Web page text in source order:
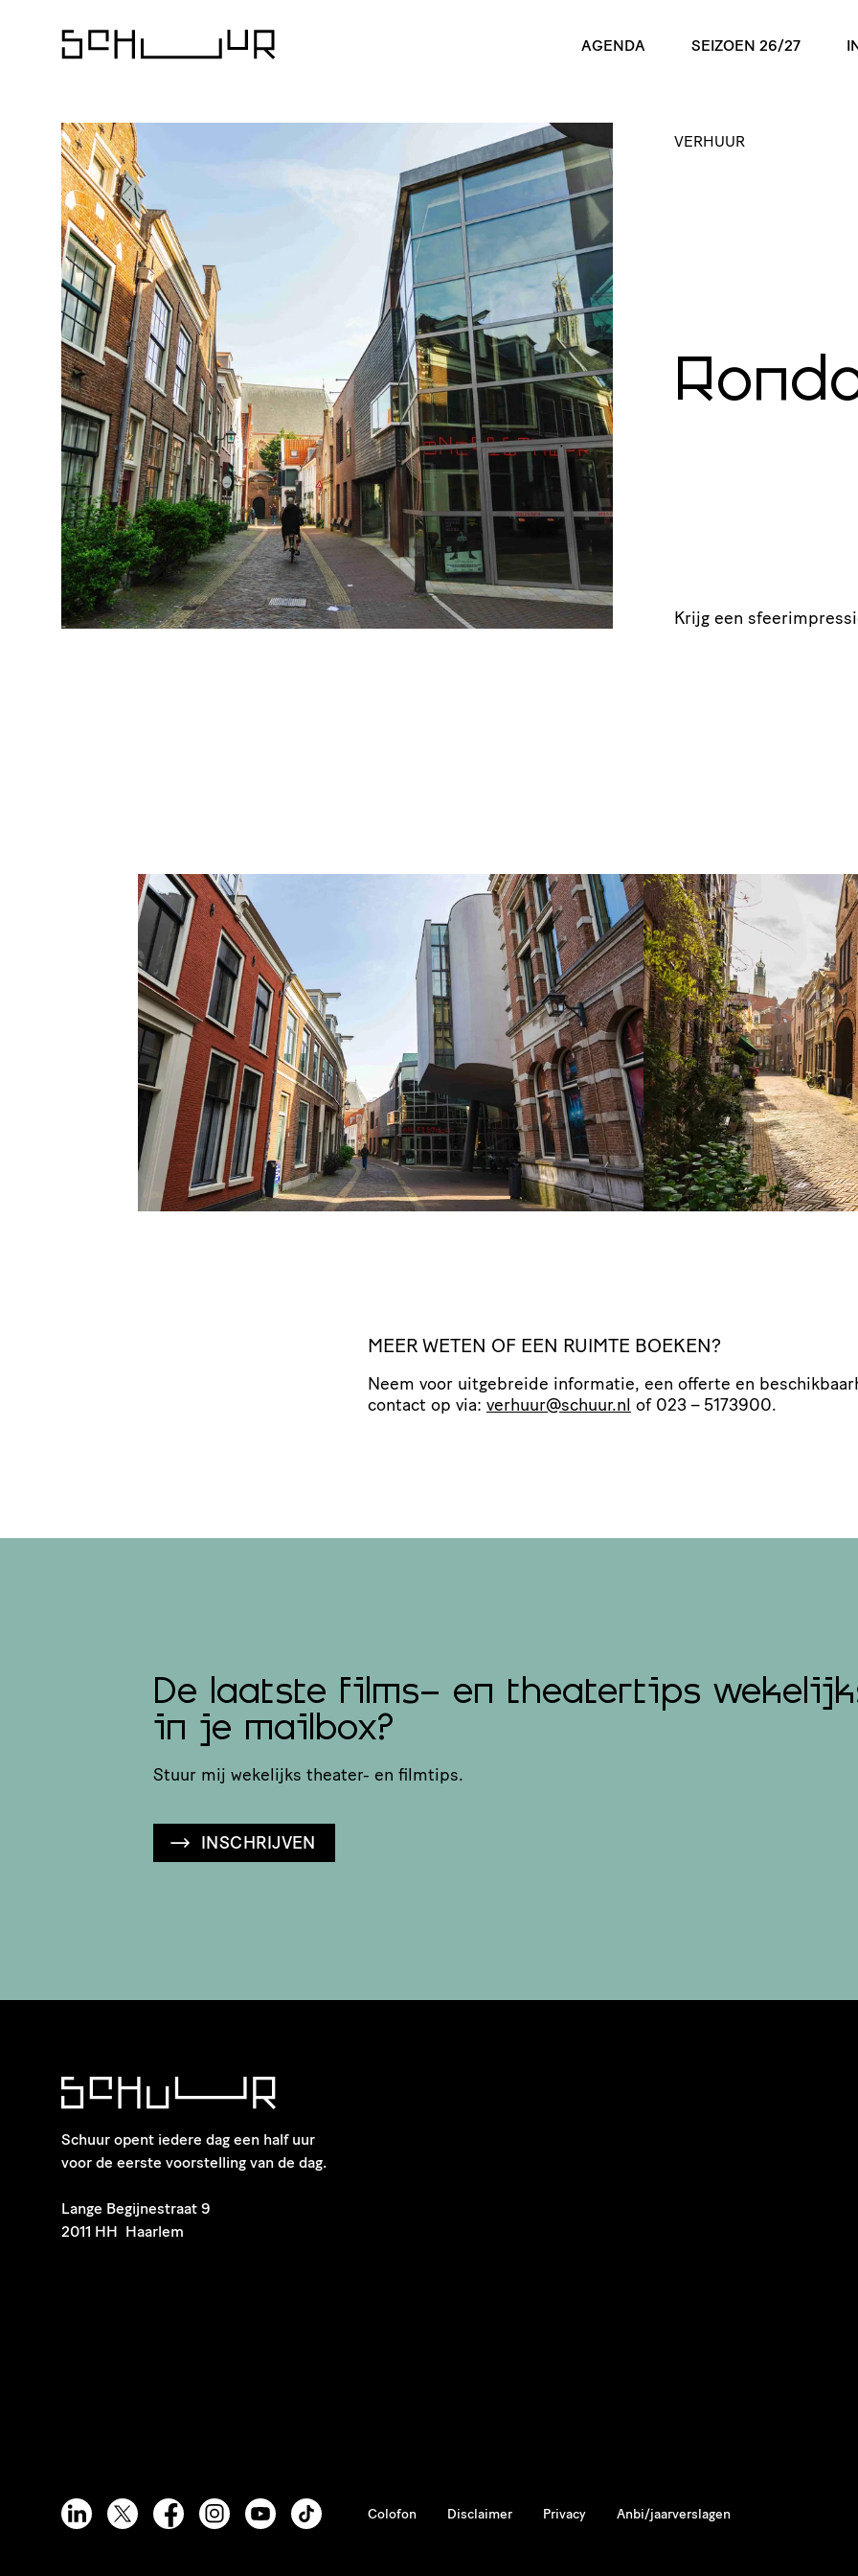
AGENDA SEIZOEN 26/27
VERHUUR
Krijg een
MEER WETEN OF EEN RUIMTE BOEKEN?
Neem voor uitgebreide informatie, een offerte en
contact op via: verhuur@​schuur.​nl of 023 – 5173900.
De laatste films- en theatertips
in je mailbox?
Stuur mij wekelijks theater- en filmtips.
INSCHRIJVEN
Schuur opent iedere dag een half uur
voor de eerste voorstelling van de dag.
​Lange Begijnestraat 9
2011 HH Haarlem
Colofon Disclaimer Privacy Anbi/jaarverslagen